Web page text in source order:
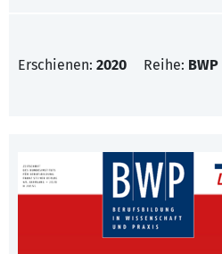
Erschienen: 2020 Reihe: BWP